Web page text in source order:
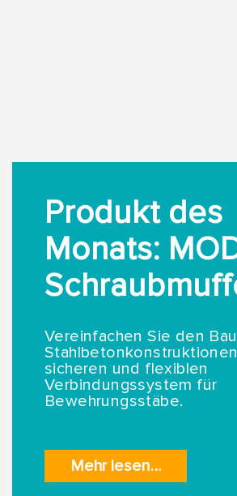
Produkt des
Monats:
Vereinfachen Sie den
sicheren und flexiblen
Verbindungssystem für
Bewehrungsstäbe.
Mehr lesen…